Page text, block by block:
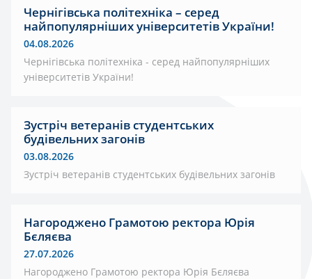
Чернігівська політехніка – серед
найпопулярніших університетів України!
04.08.2026
Чернігівська політехніка - серед найпопулярніших
університетів України!
Зустріч ветеранів студентських
будівельних загонів
03.08.2026
Зустріч ветеранів студентських будівельних загонів
Нагороджено Грамотою ректора Юрія
Бєляєва
27.07.2026
Нагороджено Грамотою ректора Юрія Бєляєва